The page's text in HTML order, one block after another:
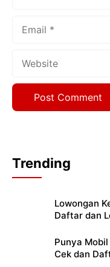
Trending
Lowongan
Daftar dan
Punya
Cek dan